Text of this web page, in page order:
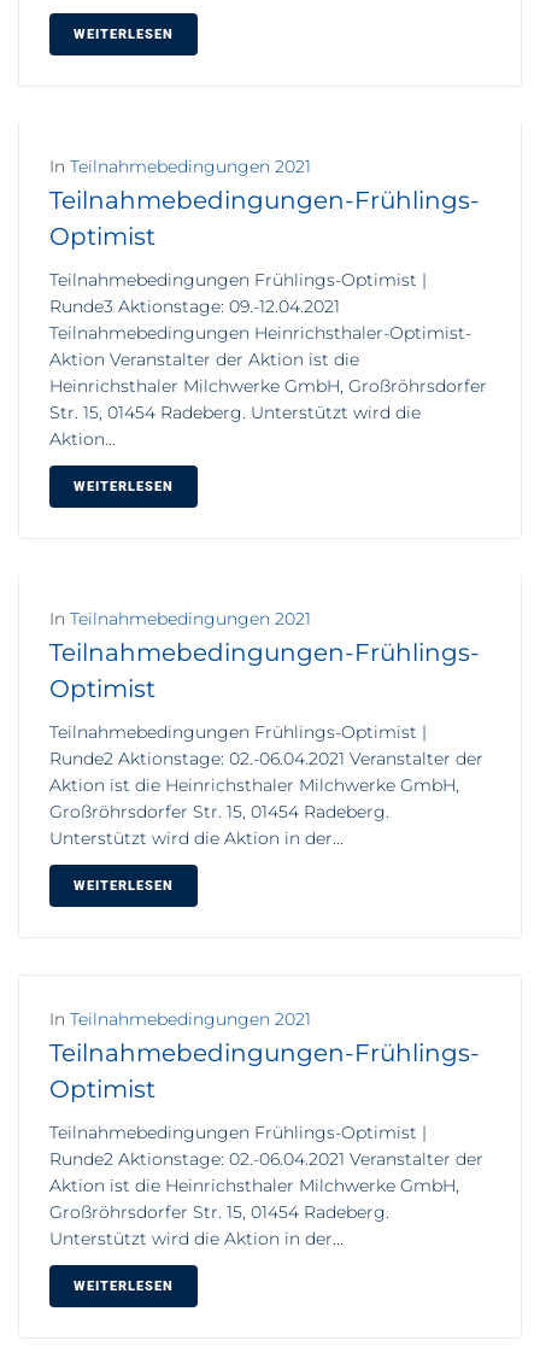
WEITERLESEN
In Teilnahmebedingungen 2021
Teilnahmebedingungen-Frühlings-
Optimist
Teilnahmebedingungen Frühlings-Optimist |
Runde3 Aktionstage: 09.-12.04.2021
Teilnahmebedingungen Heinrichsthaler-Optimist-
Aktion Veranstalter der Aktion ist die
Heinrichsthaler Milchwerke GmbH, Großröhrsdorfer
Str. 15, 01454 Radeberg. Unterstützt wird die
Aktion...
WEITERLESEN
In Teilnahmebedingungen 2021
Teilnahmebedingungen-Frühlings-
Optimist
Teilnahmebedingungen Frühlings-Optimist |
Runde2 Aktionstage: 02.-06.04.2021 Veranstalter der
Aktion ist die Heinrichsthaler Milchwerke GmbH,
Großröhrsdorfer Str. 15, 01454 Radeberg.
Unterstützt wird die Aktion in der...
WEITERLESEN
In Teilnahmebedingungen 2021
Teilnahmebedingungen-Frühlings-
Optimist
Teilnahmebedingungen Frühlings-Optimist |
Runde2 Aktionstage: 02.-06.04.2021 Veranstalter der
Aktion ist die Heinrichsthaler Milchwerke GmbH,
Großröhrsdorfer Str. 15, 01454 Radeberg.
Unterstützt wird die Aktion in der...
WEITERLESEN